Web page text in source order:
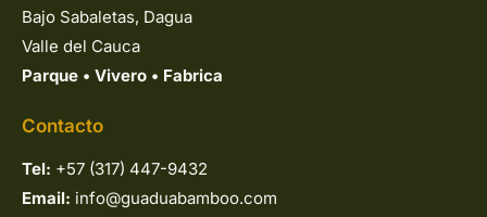
Bajo Sabaletas, Dagua
Valle del Cauca
Parque • Vivero • Fabrica
Contacto
Tel: +57 (317) 447-9432
Email: info@guaduabamboo.com